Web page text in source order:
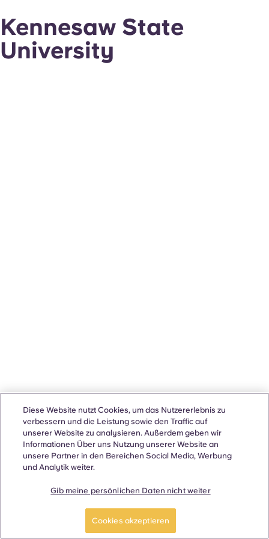
Kennesaw State
University
Diese Website nutzt Cookies, um das Nutzererlebnis zu
verbessern und die Leistung sowie den Traffic auf
unserer Website zu analysieren. Außerdem geben wir
Informationen Über uns Nutzung unserer Website an
unsere Partner in den Bereichen Social Media, Werbung
und Analytik weiter.
Gib meine persönlichen Daten nicht weiter
Cookies akzeptieren